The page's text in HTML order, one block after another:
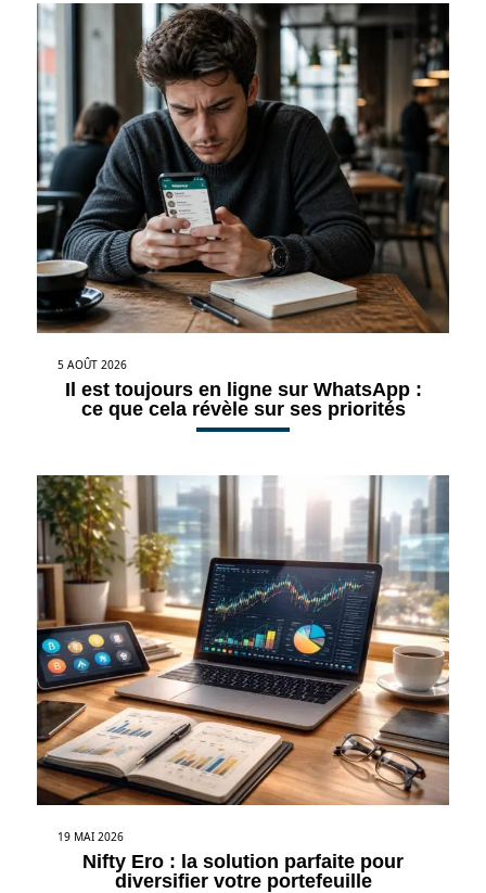
5 AOÛT 2026
Il est toujours en ligne sur WhatsApp :
ce que cela révèle sur ses priorités
19 MAI 2026
Nifty Ero : la solution parfaite pour
diversifier votre portefeuille